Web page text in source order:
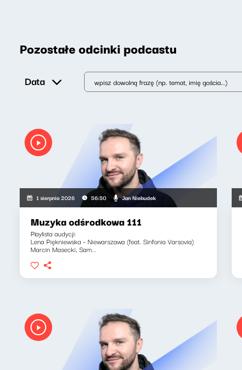
Pozostałe odcinki podcastu
Data
1 sierpnia 2026 56:50 Jan Niebudek
Muzyka odśrodkowa 111
Playlista audycji:
Lena Piękniewska - Niewarszawa (feat. Sinfonia Varsovia)
Marcin Masecki, Sam...